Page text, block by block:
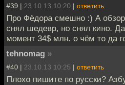
#39 | 23.10.13 10:20 | ответить
Про Фёдора смешно :) А
снял шедевр, но снял кино.
момент 34$ млн. о чём то да
tehnomag »
#40 | 23.10.13 10:25 | ответить
Плохо пишите по русски?